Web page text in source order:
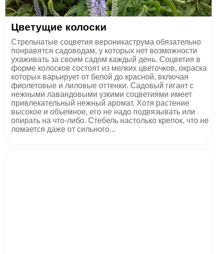
Цветущие колоски
Стрельчатые соцветия вероникаструма обязательно
понравятся садоводам, у которых нет возможности
ухаживать за своим садом каждый день. Соцветия в
форме колосков состоят из мелких цветочков, окраска
которых варьирует от белой до красной, включая
фиолетовые и лиловые оттенки. Садовый гигант с
нежными лавандовыми узкими соцветиями имеет
привлекательный нежный аромат. Хотя растение
высокое и объемное, его не надо подвязывать или
опирать на что-либо. Стебель настолько крепок, что не
ломается даже от сильного...